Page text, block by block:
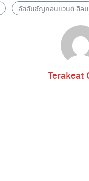
for: อัสสัมชัญคอนแวนต์ สีลม
Terakeat